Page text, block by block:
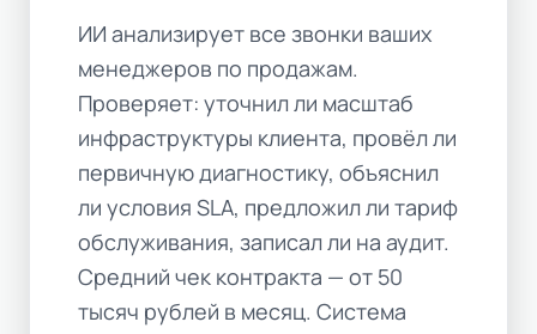
ИИ анализирует все звонки ваших
менеджеров по продажам.
Проверяет: уточнил ли масштаб
инфраструктуры клиента, провёл ли
первичную диагностику, объяснил
ли условия SLA, предложил ли тариф
обслуживания, записал ли на аудит.
Средний чек контракта — от 50
тысяч рублей в месяц. Система